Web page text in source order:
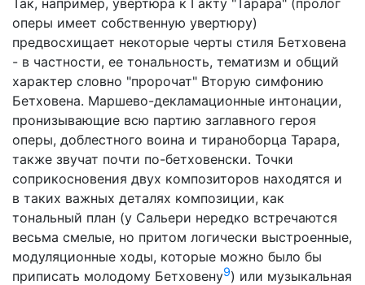
Так, например, увертюра к I акту "Тарара" (пролог
оперы имеет собственную увертюру)
предвосхищает некоторые черты стиля Бетховена
- в частности, ее тональность, тематизм и общий
характер словно "пророчат" Вторую симфонию
Бетховена. Маршево-декламационные интонации,
пронизывающие всю партию заглавного героя
оперы, доблестного воина и тираноборца Тарара,
также звучат почти по-бетховенски. Точки
соприкосновения двух композиторов находятся и
в таких важных деталях композиции, как
тональный план (у Сальери нередко встречаются
весьма смелые, но притом логически выстроенные,
модуляционные ходы, которые можно было бы
приписать молодому Бетховену9) или музыкальная